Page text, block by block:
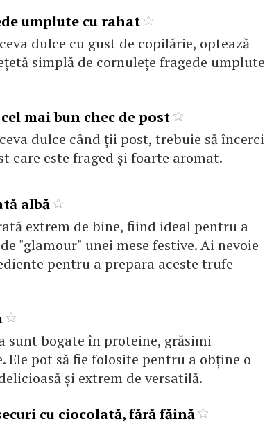
umplute cu rahat
dulce cu gust de copilărie, optează
simplă de cornuleţe fragede umplute
mai bun chec de post
dulce când ții post, trebuie să încerci
care este fraged și foarte aromat.
albă
extrem de bine, fiind ideal pentru a
"glamour" unei mese festive. Ai nevoie
pentru a prepara aceste trufe
sunt bogate în proteine, grăsimi
Ele pot să fie folosite pentru a obține o
și extrem de versatilă.
cu ciocolată, fără făină